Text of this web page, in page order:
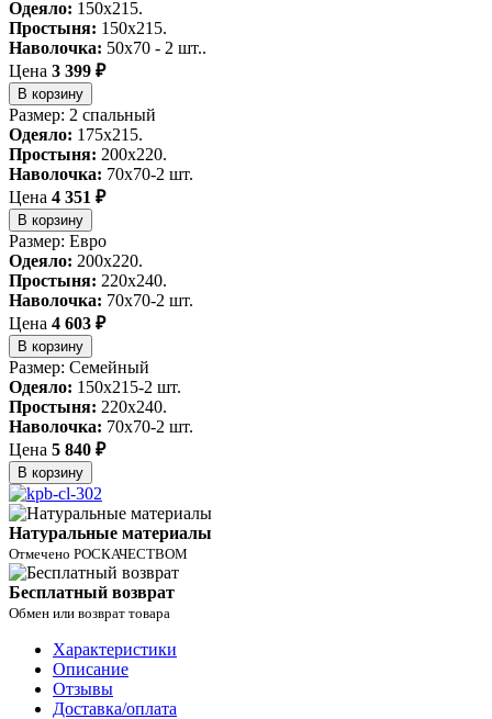
Одеяло: 150x215.
Простыня: 150x215.
Наволочка: 50x70 - 2 шт..
Цена 3 399 ₽
В корзину
Размер: 2 спальный
Одеяло: 175x215.
Простыня: 200x220.
Наволочка: 70x70-2 шт.
Цена 4 351 ₽
В корзину
Размер: Евро
Одеяло: 200x220.
Простыня: 220x240.
Наволочка: 70x70-2 шт.
Цена 4 603 ₽
В корзину
Размер: Семейный
Одеяло: 150x215-2 шт.
Простыня: 220x240.
Наволочка: 70x70-2 шт.
Цена 5 840 ₽
В корзину
Натуральные материалы
Отмечено РОСКАЧЕСТВОМ
Бесплатный возврат
Обмен или возврат товара
Характеристики
Описание
Отзывы
Доставка/оплата